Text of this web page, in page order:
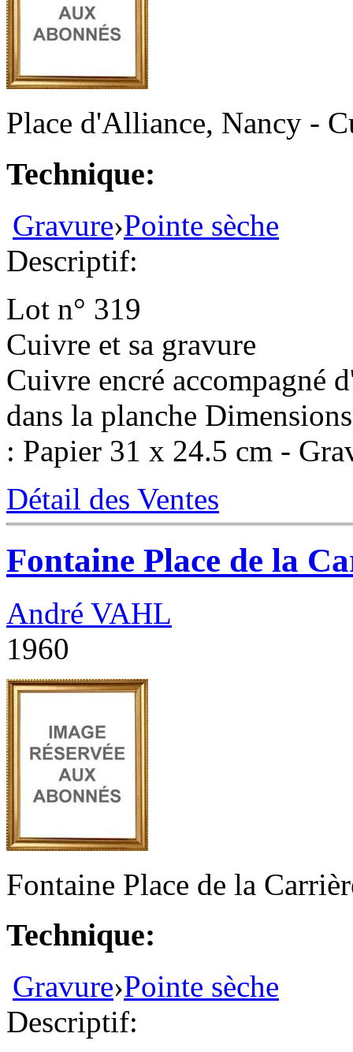
Place d'Alliance, Nancy -
Technique:
Gravure›Pointe sèche
Descriptif:
Lot n° 319
Cuivre et sa gravure
Cuivre encré accompagné
dans la planche
: Papier 31 x 24.5 cm -
Détail des Ventes
Fontaine Place de la
André VAHL
1960
Fontaine Place de la
Technique:
Gravure›Pointe sèche
Descriptif: